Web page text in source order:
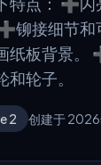
铆接细节
纸板背景。
轮子。
2 创建于 2026